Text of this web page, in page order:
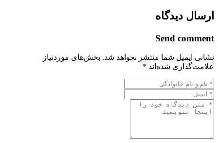
ارسال دیدگاه
Send comment
نشانی ایمیل شما منتشر نخواهد شد. بخش‌های موردنیاز
علامت‌گذاری شده‌اند *